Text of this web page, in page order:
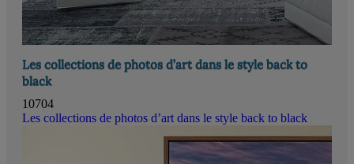
Les collections de photos d’art dans le style back to
black
10704
Les collections de photos d’art dans le style back to black